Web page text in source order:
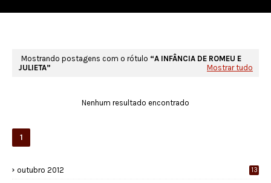
Mostrando postagens com o rótulo
A INFÂNCIA DE ROMEU E
JULIETA
Mostrar tudo
Nenhum resultado encontrado
1
outubro 2012 13